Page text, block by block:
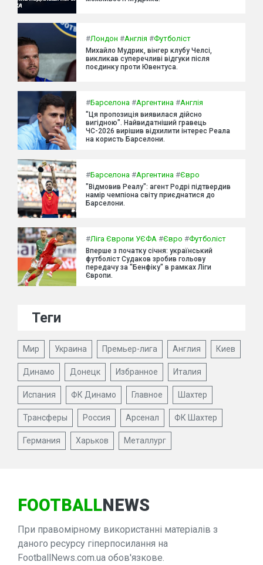
#Лондон #Англія #Футболіст
Михайло Мудрик, вінгер клубу Челсі,
викликав суперечливі відгуки після
поєдинку проти Ювентуса.
#Барселона #Аргентина #Англія
"Ця пропозиція виявилася дійсно
вигідною". Найвидатніший гравець
ЧС-2026 вирішив відхилити інтерес Реала
на користь Барселони.
#Барселона #Аргентина #Євро
"Відмовив Реалу": агент Родрі підтвердив
намір чемпіона світу приєднатися до
Барселони.
#Ліга Європи УЄФА #Євро #Футболіст
Вперше з початку січня: український
футболіст Судаков зробив гольову
передачу за "Бенфіку" в рамках Ліги
Європи.
Теги
Мир Украина Премьер-лига Англия Киев
Динамо Донецк Избранное Италия
Испания ФК Динамо Главное Шахтер
Трансферы Россия Арсенал ФК Шахтер
Германия Харьков Металлург
FOOTBALLNEWS
При правомірному використанні матеріалів з
даного ресурсу гіперпосилання на
FootballNews.com.ua обов'язкове.